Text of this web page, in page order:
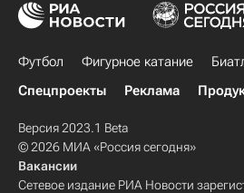
Футбол Фигурное катание
Спецпроекты
Реклама
Версия 2023.1 Beta
© 2026 МИА «Россия сегодня»
Вакансии
Сетевое издание РИА Новости